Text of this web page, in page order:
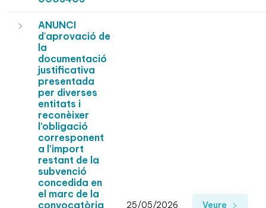
ANUNCI
d'aprovació de
la
documentació
justificativa
presentada
per diverses
entitats i
reconèixer
l’obligació
corresponent
a l’import
restant de la
subvenció
concedida en
el marc de la
convocatòria
25/05/2026 Veure